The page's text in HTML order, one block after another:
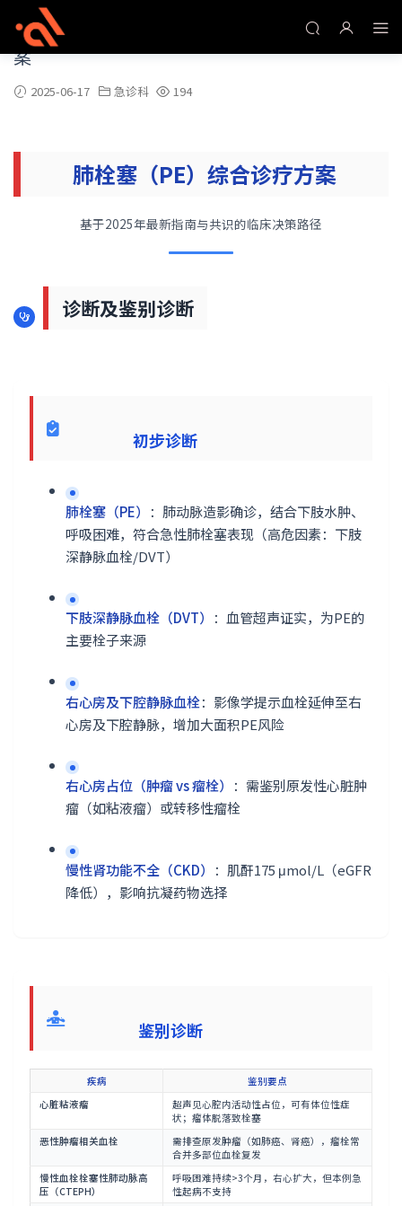
肺栓塞（PE）右房、下腔静脉血栓综合诊疗方
案
2025-06-17 急诊科 194
肺栓塞（PE）综合诊疗方案
基于2025年最新指南与共识的临床决策路径
诊断及鉴别诊断
初步诊断
肺栓塞（PE）
：肺动脉造影确诊，结合下肢水肿、
呼吸困难，符合急性肺栓塞表现（高危因素：下肢
深静脉血栓/DVT）
下肢深静脉血栓（DVT）
：血管超声证实，为PE的
主要栓子来源
右心房及下腔静脉血栓：影像学提示血栓延伸至右
心房及下腔静脉，增加大面积PE风险
右心房占位（肿瘤 vs 瘤栓）
：需鉴别原发性心脏肿
瘤（如粘液瘤）或转移性瘤栓
慢性肾功能不全（CKD）
：肌酐175 μmol/L（eGFR
降低），影响抗凝药物选择
鉴别诊断
疾病
鉴别要点
心脏粘液瘤
超声见心腔内活动性占位，可有体位性症
状；瘤体脱落致栓塞
恶性肿瘤相关血栓
需排查原发肿瘤（如肺癌、肾癌），瘤栓常
合并多部位血栓复发
慢性血栓栓塞性肺动脉高
压（CTEPH）
呼吸困难持续>3个月，右心扩大，但本例急
性起病不支持